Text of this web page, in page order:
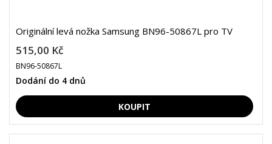
Originální levá nožka Samsung BN96-50867L pro TV
515,00 Kč
BN96-50867L
Dodání do 4 dnů